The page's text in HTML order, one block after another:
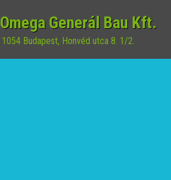
Omega Generál Bau Kft.
1054 Budapest, Honvéd utca 8. 1/2.